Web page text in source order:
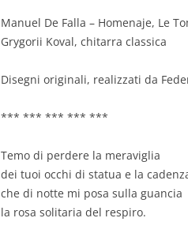
Manuel De Falla – Homenaje, Le
Grygorii Koval, chitarra classica
Disegni originali, realizzati da
*** *** *** *** ***
Temo di perdere la meraviglia
dei tuoi occhi di statua e la
che di notte mi posa sulla guancia
la rosa solitaria del respiro.